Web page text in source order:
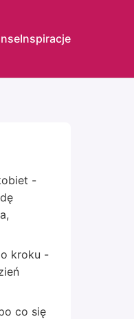
Inspiracje
-
kroku -
co się